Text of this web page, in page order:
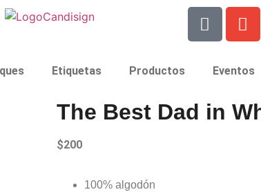
Etiquetas Productos Eventos
The Best Dad in
$200
100% algodón